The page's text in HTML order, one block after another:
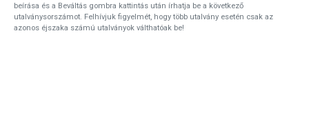
beírása és a Beváltás gombra kattintás után írhatja be a következő
utalványsorszámot. Felhívjuk figyelmét, hogy több utalvány esetén csak az
azonos éjszaka számú utalványok válthatóak be!